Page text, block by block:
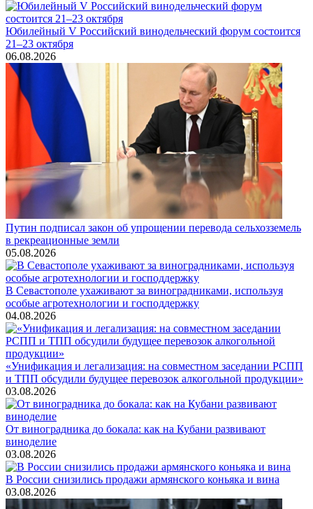
Юбилейный V Российский винодельческий форум состоится
21–23 октября
06.08.2026
Путин подписал закон об упрощении перевода сельхозземель
в рекреационные земли
05.08.2026
В Севастополе ухаживают за виноградниками, используя
особые агротехнологии и господдержку
04.08.2026
«Унификация и легализация: на совместном заседании РСПП
и ТПП обсудили будущее перевозок алкогольной продукции»
03.08.2026
От виноградника до бокала: как на Кубани развивают
виноделие
03.08.2026
В России снизились продажи армянского коньяка и вина
03.08.2026